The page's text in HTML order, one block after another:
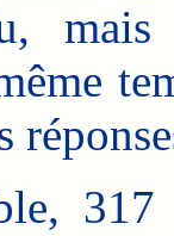
317